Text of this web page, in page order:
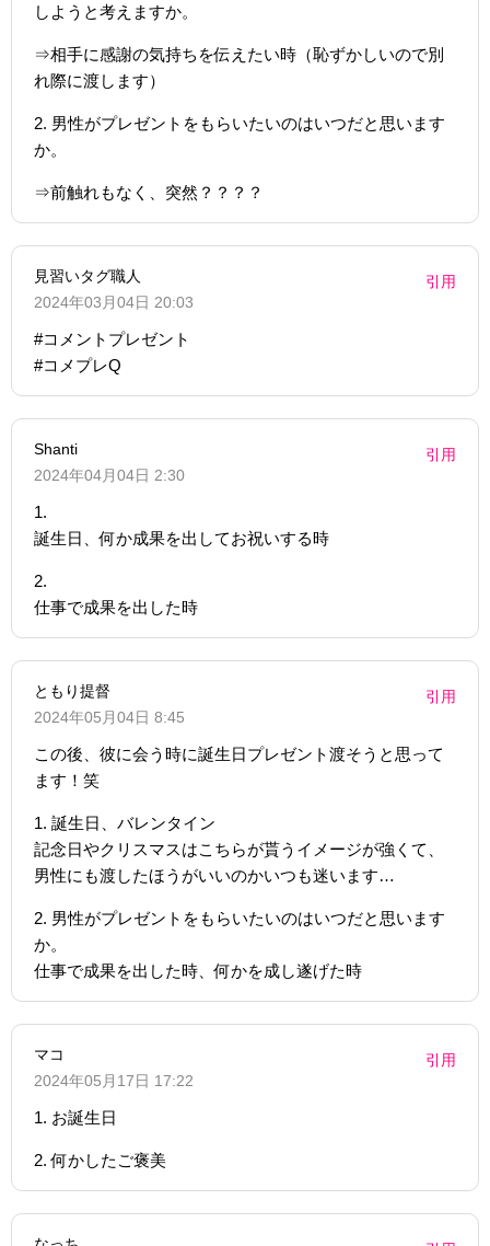
しようと考えますか。
⇒相手に感謝の気持ちを伝えたい時（恥ずかしいので別
れ際に渡します）
2. 男性がプレゼントをもらいたいのはいつだと思います
か。
⇒前触れもなく、突然？？？？
見習いタグ職人
2024年03月04日 20:03
引用
#コメントプレゼント
#コメプレQ
Shanti
2024年04月04日 2:30
引用
1.
誕生日、何か成果を出してお祝いする時
2.
仕事で成果を出した時
ともり提督
2024年05月04日 8:45
引用
この後、彼に会う時に誕生日プレゼント渡そうと思って
ます！笑
1. 誕生日、バレンタイン
記念日やクリスマスはこちらが貰うイメージが強くて、
男性にも渡したほうがいいのかいつも迷います…
2. 男性がプレゼントをもらいたいのはいつだと思います
か。
仕事で成果を出した時、何かを成し遂げた時
マコ
2024年05月17日 17:22
引用
1. お誕生日
2. 何かしたご褒美